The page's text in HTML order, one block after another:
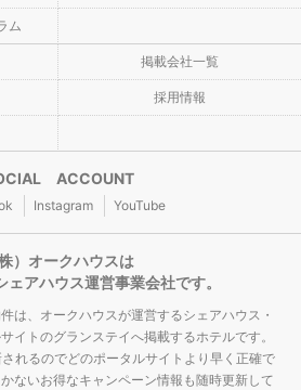
ム
掲載会社一覧
採用情報
ACCOUNT
Instagram YouTube
株）オークハウスは
アハウス運営事業会社です。
は、オークハウスが運営するシェアハウス・
イトのグランステイへ掲載するホテルです。
れるのでどのポータルサイトより早く正確で
ないお得なキャンペーン情報も随時更新して